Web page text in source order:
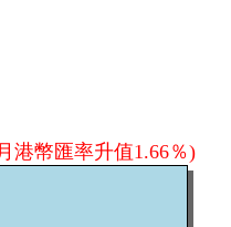
港幣匯率升值1.66％)